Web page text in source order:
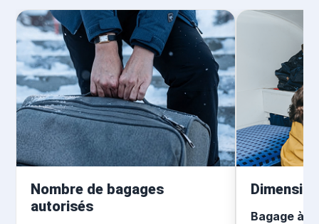
Nombre de bagages
autorisés
Bagage à